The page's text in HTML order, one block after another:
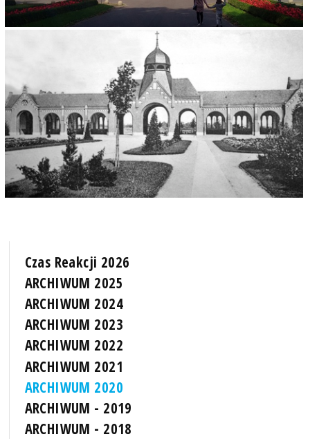
Czas Reakcji 2026
ARCHIWUM 2025
ARCHIWUM 2024
ARCHIWUM 2023
ARCHIWUM 2022
ARCHIWUM 2021
ARCHIWUM 2020
ARCHIWUM - 2019
ARCHIWUM - 2018